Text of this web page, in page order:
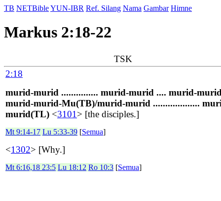
TB NETBibleYUN-IBR Ref. Silang Nama Gambar Himne
Markus 2:18-22
TSK
2:18
murid-murid ............... murid-murid .... murid-
murid-murid-Mu(TB)/murid-murid ...................
murid(TL) <3101 > [the disciples.]
Mt 9:14-17 Lu 5:33-39 [Semua]
<1302> [Why.]
Mt 6:16,18 23:5 Lu 18:12 Ro 10:3 [Semua]